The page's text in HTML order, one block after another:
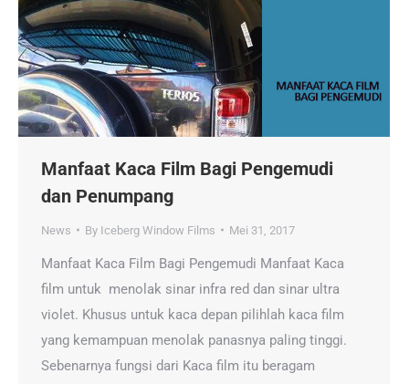
Manfaat Kaca Film Bagi Pengemudi
dan Penumpang
News By Iceberg Window Films Mei 31, 2017
Manfaat Kaca Film Bagi Pengemudi Manfaat Kaca
film untuk menolak sinar infra red dan sinar ultra
violet. Khusus untuk kaca depan pilihlah kaca film
yang kemampuan menolak panasnya paling tinggi.
Sebenarnya fungsi dari Kaca film itu beragam